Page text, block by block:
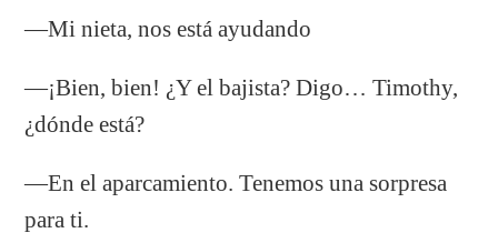
—Mi nieta, nos está ayudando
—¡Bien, bien! ¿Y el bajista? Digo… Timothy,
¿dónde está?
—En el aparcamiento. Tenemos una sorpresa
para ti.